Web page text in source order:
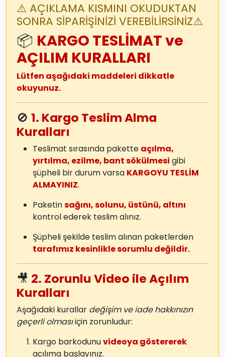
⚠️ AÇIKLAMA KISMINI OKUDUKTAN
SONRA SİPARİŞİNİZİ VEREBİLİRSİNİZ⚠️
📦 KARGO TESLİMAT ve
AÇILIM KURALLARI
Lütfen aşağıdaki maddeleri dikkatle
okuyunuz.
🚫 1. Kargo Teslim Alma
Kuralları
Teslimat sırasında pakette açılma,
yırtılma, ezilme, bant sökülmesi gibi
şüpheli bir durum varsa KARGOYU TESLİM
ALMAYINIZ.
Paketinsağını, solunu, üstünü, altını
kontrol ederek teslim alınız.
Şüpheli şekilde teslim alınan paketlerden
tarafımız kesinlikle sorumlu değildir.
🎥 2. Zorunlu Video ile Açılım
Kuralları
Aşağıdaki kurallar değişim ve iade hakkınızın
geçerli olmasıiçin zorunludur:
Kargo barkodunuvideoya göstererek
açılıma başlayınız.